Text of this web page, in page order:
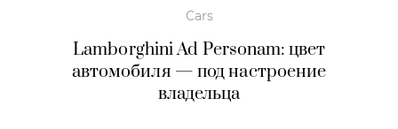
Cars
Lamborghini Ad Personam: цвет
автомобиля — под настроение
владельца